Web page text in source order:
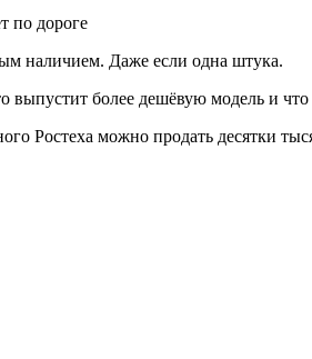
по дороге
наличием. Даже если одна штука.
более дешёвую модель и что
Ростеха можно продать десятки